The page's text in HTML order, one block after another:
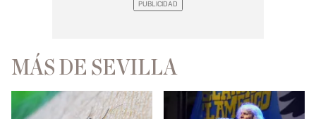
MÁS DE SEVILLA